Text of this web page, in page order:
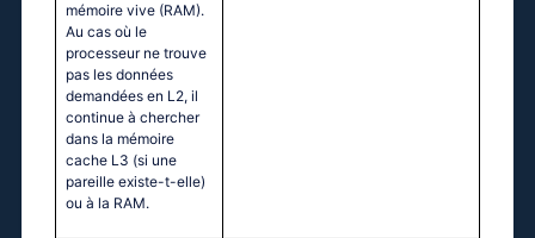
mémoire vive (RAM).
Au cas où le
processeur ne trouve
pas les données
demandées en L2, il
continue à chercher
dans la mémoire
cache L3 (si une
pareille existe-t-elle)
ou à la RAM.